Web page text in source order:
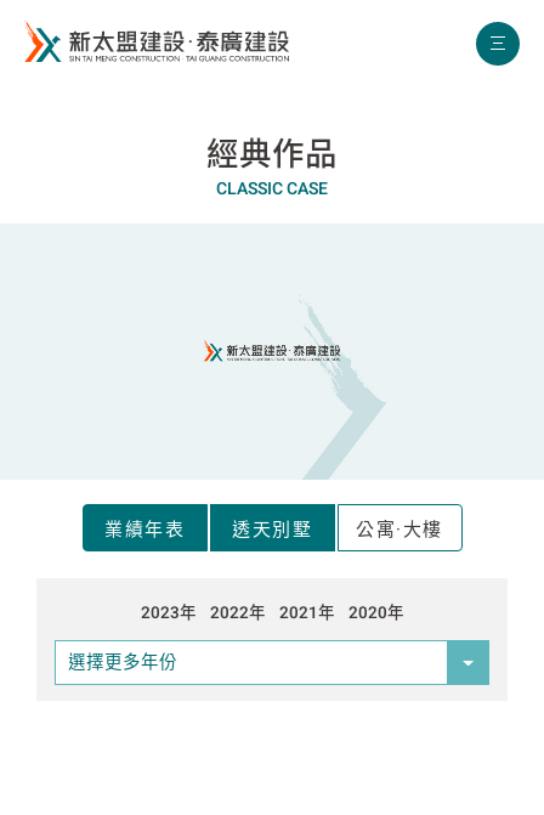
經典作品
CLASSIC CASE
業績年表 透天別墅 公寓·大樓
2023年 2022年 2021年 2020年
選擇更多年份